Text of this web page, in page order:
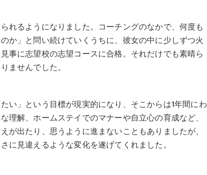
れるようになりました。コーチングのなかで、何度も
か」と問い続けていくうちに、彼女の中に少しずつ火
事に志望校の志望コースに合格。それだけでも素晴ら
ませんでした。
い」という目標が現実的になり、そこからは1年間にわ
解、ホームステイでのマナーや自立心の育成など、
出たり、思うように進まないこともありましたが、
見違えるような変化を遂げてくれました。